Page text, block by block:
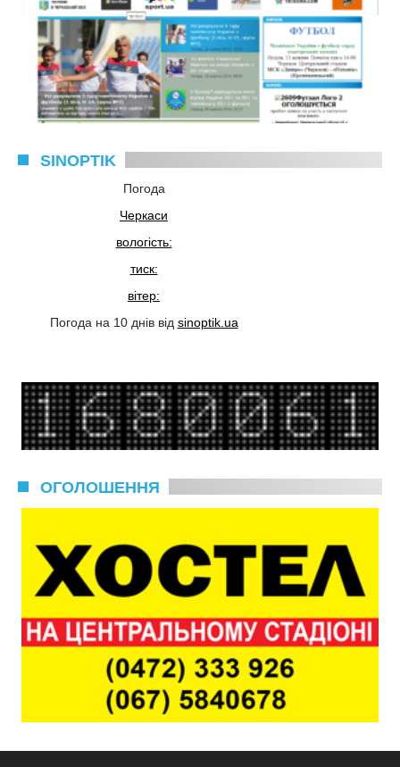
SINOPTIK
Погода
Черкаси
вологість:
тиск:
вітер:
Погода на 10 днів від sinoptik.ua
ОГОЛОШЕННЯ